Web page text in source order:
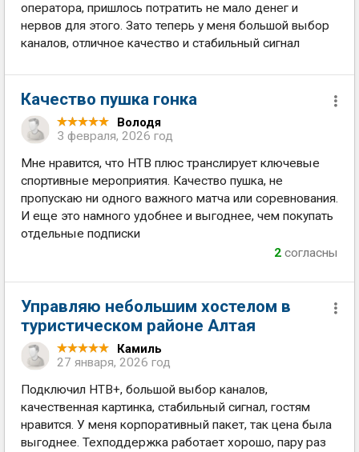
оператора, пришлось потратить не мало денег и
нервов для этого. Зато теперь у меня большой выбор
каналов, отличное качество и стабильный сигнал
Качество пушка гонка
Володя
3 февраля, 2026 год
Мне нравится, что НТВ плюс транслирует ключевые
спортивные мероприятия. Качество пушка, не
пропускаю ни одного важного матча или соревнования.
И еще это намного удобнее и выгоднее, чем покупать
отдельные подписки
2 согласны
Управляю небольшим хостелом в
туристическом районе Алтая
Камиль
27 января, 2026 год
Подключил НТВ+, большой выбор каналов,
качественная картинка, стабильный сигнал, гостям
нравится. У меня корпоративный пакет, так цена была
выгоднее. Техподдержка работает хорошо, пару раз